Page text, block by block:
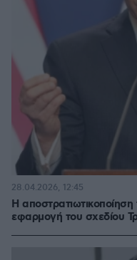
Η
εφαρμογή του σχεδίου
28.04.2026, 12:45